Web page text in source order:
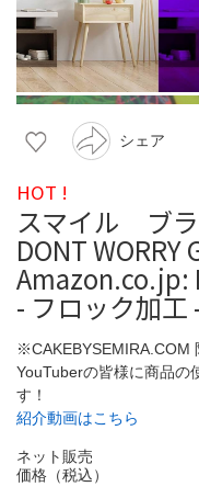
シェア
HOT !
スマイル ブ
DONT WORRY
Amazon.co.jp:
- フロック加工
※CAKEBYSEMIRA.COM
YouTuberの皆様に商品の
す！
紹介動画はこちら
ネット販売
価格（税込）